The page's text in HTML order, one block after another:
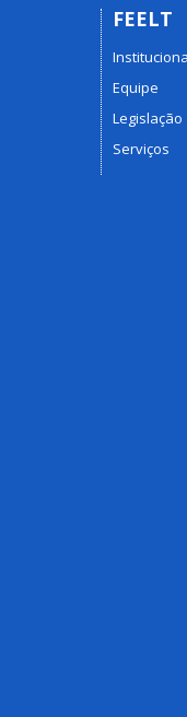
FEELT
Equipe
Legislação
Serviços